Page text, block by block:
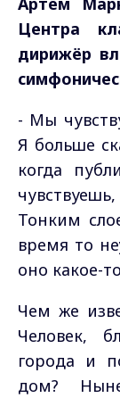
Центра
дирижёр
- Мы
Я больше
когда
Тонким
время то
оно какое-
Чем же
Человек,
города и
дом?